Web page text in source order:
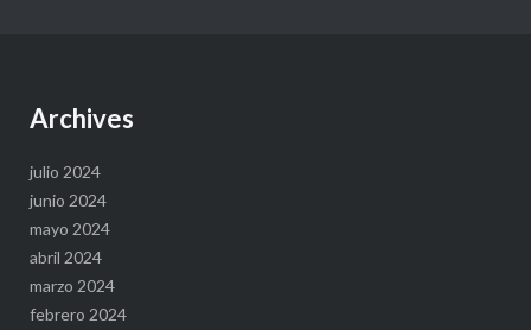
Archives
julio 2024
junio 2024
mayo 2024
abril 2024
marzo 2024
febrero 2024